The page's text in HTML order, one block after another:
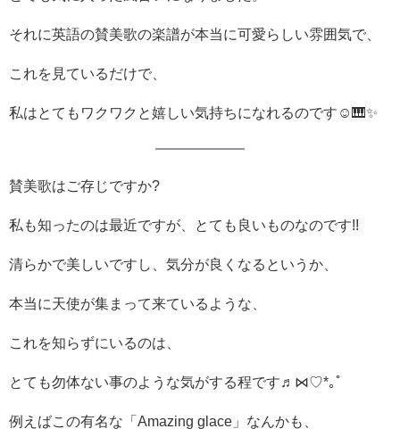
それに英語の賛美歌の楽譜が本当に可愛らしい雰囲気で、
これを見ているだけで、
私はとてもワクワクと嬉しい気持ちになれるのです☺🎹✨
賛美歌はご存じですか?
私も知ったのは最近ですが、とても良いものなのです!!
清らかで美しいですし、気分が良くなるというか、
本当に天使が集まって来ているような、
これを知らずにいるのは、
とても勿体ない事のような気がする程です♬⋈♡*｡ﾟ
例えばこの有名な「Amazing glace」なんかも、